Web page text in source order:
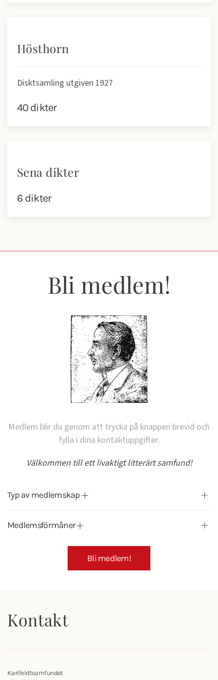
Hösthorn
Disktsamling utgiven 1927
40 dikter
Sena dikter
6 dikter
Bli medlem!
Medlem blir du genom att trycka på knappen brevid och
fylla i dina kontaktuppgifter.
Välkommen till ett livaktigt litterärt samfund!
Typ av medlemskap
Medlemsförmåner
Bli medlem!
Kontakt
Karlfeldtsamfundet